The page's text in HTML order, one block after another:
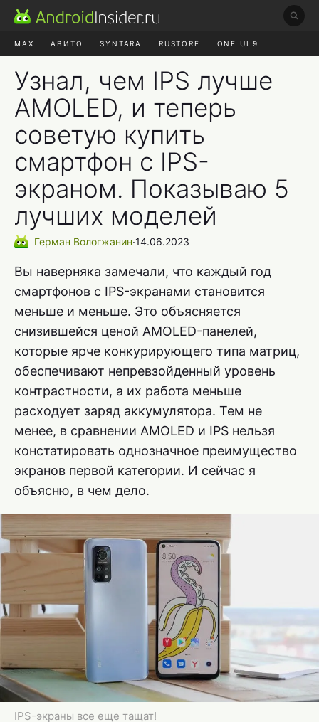
MAX АВИТО SYNTARA RUSTORE ONE UI 9
Узнал, чем IPS лучше
AMOLED, и теперь
советую купить
смартфон с IPS-
экраном. Показываю 5
лучших моделей
Герман Вологжанин∙14.06.2023
Вы наверняка замечали, что каждый год
смартфонов с IPS-экранами становится
меньше и меньше. Это объясняется
снизившейся ценой AMOLED-панелей,
которые ярче конкурирующего типа матриц,
обеспечивают непревзойденный уровень
контрастности, а их работа меньше
расходует заряд аккумулятора. Тем не
менее, в сравнении AMOLED и IPS нельзя
констатировать однозначное преимущество
экранов первой категории. И сейчас я
объясню, в чем дело.
IPS-экраны все еще тащат!